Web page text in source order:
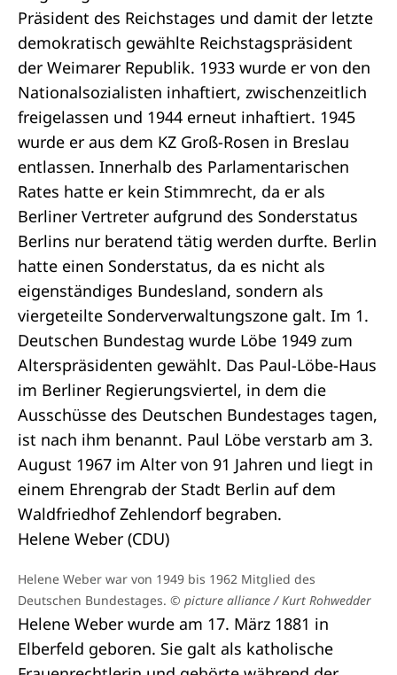
Präsident des Reichstages und damit der letzte
demokratisch gewählte Reichstagspräsident
der Weimarer Republik. 1933 wurde er von den
Nationalsozialisten inhaftiert, zwischenzeitlich
freigelassen und 1944 erneut inhaftiert. 1945
wurde er aus dem KZ Groß-Rosen in Breslau
entlassen. Innerhalb des Parlamentarischen
Rates hatte er kein Stimmrecht, da er als
Berliner Vertreter aufgrund des Sonderstatus
Berlins nur beratend tätig werden durfte. Berlin
hatte einen Sonderstatus, da es nicht als
eigenständiges Bundesland, sondern als
viergeteilte Sonderverwaltungszone galt. Im 1.
Deutschen Bundestag wurde Löbe 1949 zum
Alterspräsidenten gewählt. Das Paul-Löbe-Haus
im Berliner Regierungsviertel, in dem die
Ausschüsse des Deutschen Bundestages tagen,
ist nach ihm benannt. Paul Löbe verstarb am 3.
August 1967 im Alter von 91 Jahren und liegt in
einem Ehrengrab der Stadt Berlin auf dem
Waldfriedhof Zehlendorf begraben.
Helene Weber (CDU)
Helene Weber war von 1949 bis 1962 Mitglied des
Deutschen Bundestages. © picture alliance / Kurt Rohwedder
Helene Weber wurde am 17. März 1881 in
Elberfeld geboren. Sie galt als katholische